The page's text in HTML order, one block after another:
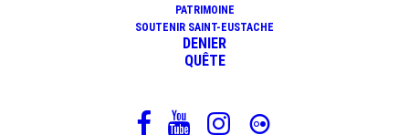
PATRIMOINE
SOUTENIR SAINT-EUSTACHE
DENIER
QUÊTE
editorial de la semaine